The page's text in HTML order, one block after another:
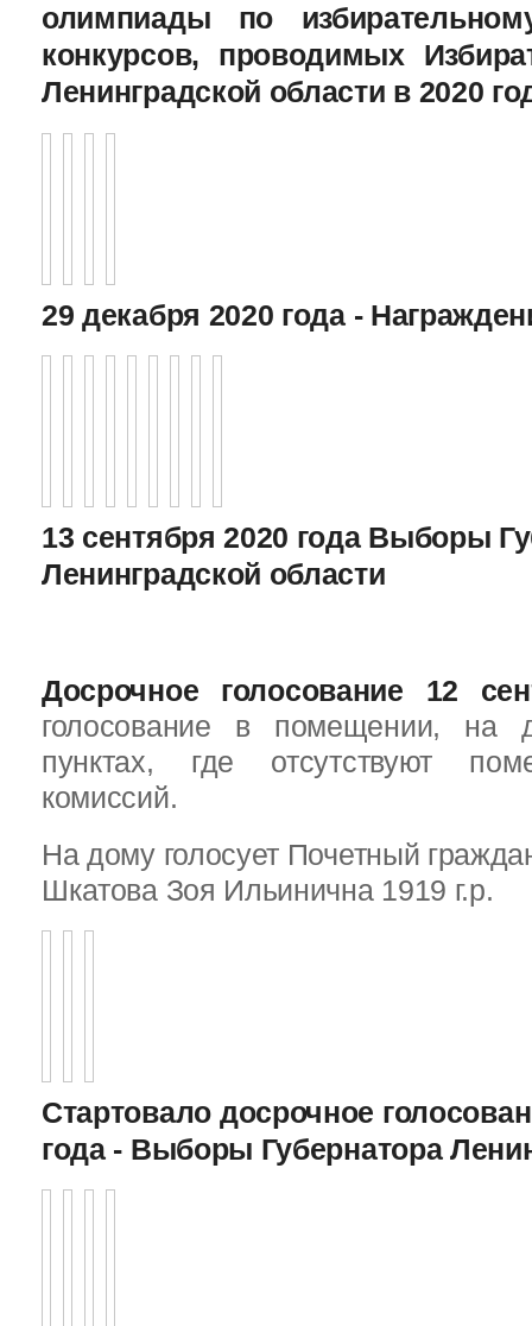
олимпиады по
конкурсов, проводимых
Ленинградской области в 2020
29 декабря 2020 года -
13 сентября 2020 года Выборы
Ленинградской области
Досрочное голосование 12
голосование в помещении, на
пунктах, где отсутствуют
комиссий.
На дому голосует Почетный
Шкатова Зоя Ильинична 1919 г.р.
Стартовало досрочное
года - Выборы Губернатора